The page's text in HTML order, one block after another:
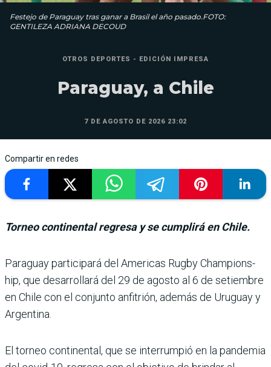
Festejo de Paraguay tras ganar a Brasil el año pasado.FOTO:
GENTILEZA ADRIANA DECOUD
OTROS DEPORTES - EDICIÓN IMPRESA
Paraguay, a Chile
7 DE AGOSTO DE 2026 23:02
Compartir en redes
Torneo continental regresa y se cumplirá en Chile.
Paraguay participará del Americas Rugby Champions­
hip, que desarrollará del 29 de agosto al 6 de setiembre
en Chile con el conjunto anfi­trión, además de Uruguay y
Argentina.
El torneo continental, que se interrumpió en la pan­demia